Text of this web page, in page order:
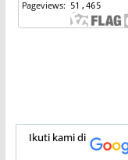
Ikuti kami di